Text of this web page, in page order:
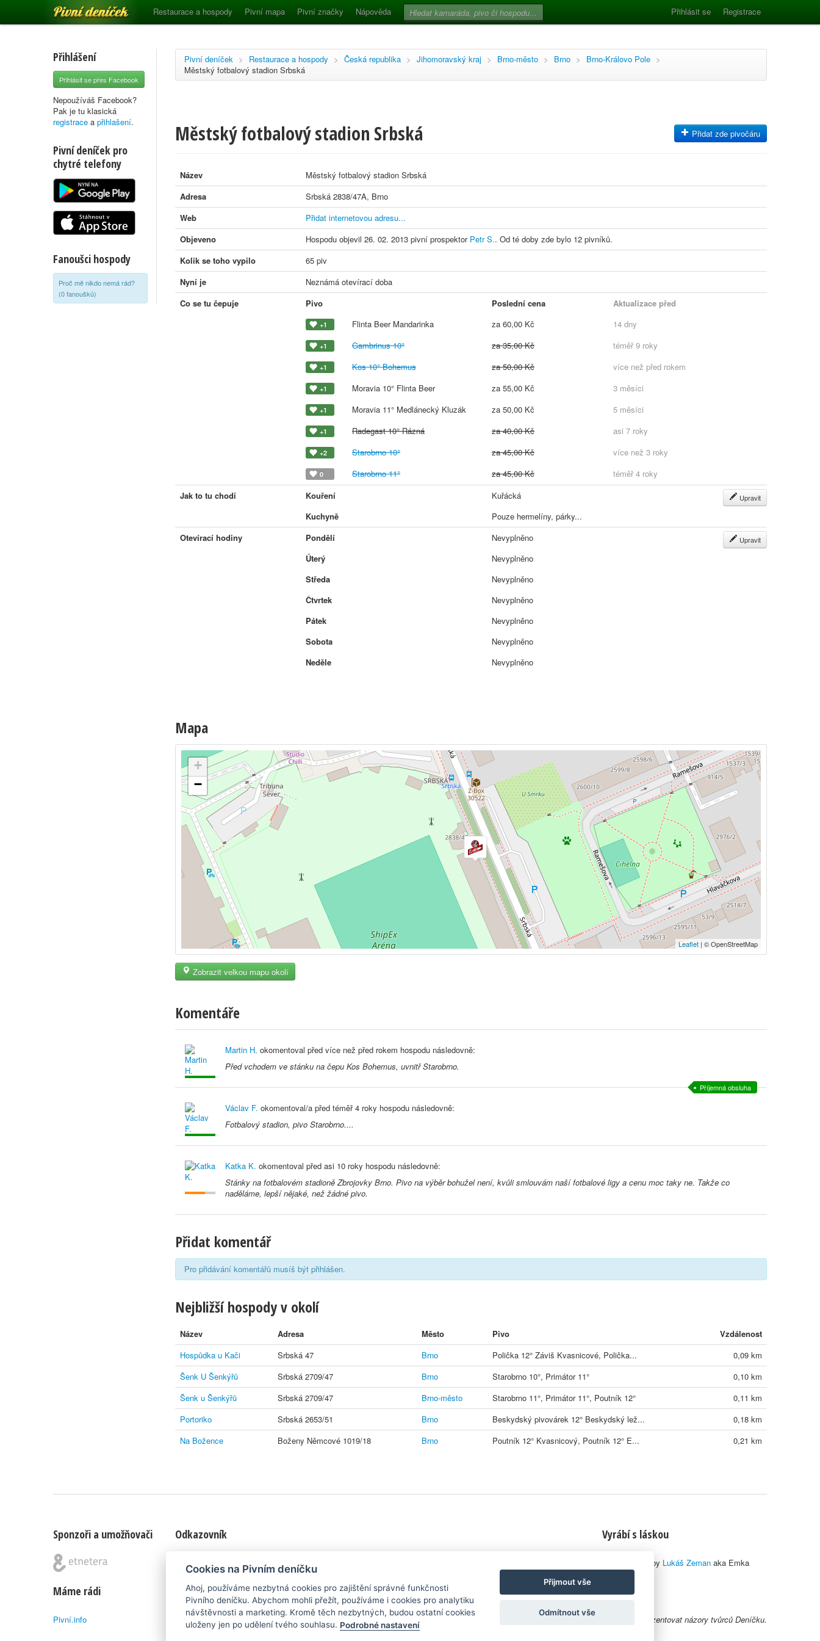
Pivní deníček Restaurace a hospody Pivní mapa Pivní značky Nápověda Přihlásit se Registrace
Přihlášení
Přihlásit se přes Facebook
Nepoužíváš Facebook?
Pak je tu klasická
registrace a přihlašení.
Pivní deníček pro
chytré telefony
Fanoušci hospody
Proč mě nikdo nemá rád?
(0 fanoušků)
Pivní deníček > Restaurace a hospody > Česká republika > Jihomoravský kraj > Brno-město > Brno > Brno-Královo Pole >
Městský fotbalový stadion Srbská
Městský fotbalový stadion Srbská Přidat zde pivočáru
Název
Městský fotbalový stadion Srbská
Adresa
Srbská 2838/47A, Brno
Web
Přidat internetovou adresu...
Objeveno
Hospodu objevil 26. 02. 2013 pivní prospektor Petr S.. Od té doby zde bylo 12 pivníků.
Kolik se toho vypilo
65 piv
Nyní je
Neznámá otevírací doba
Co se tu čepuje
Pivo Poslední cena Aktualizace před
+1 Flinta Beer Mandarinka za 60,00 Kč 14 dny
+1 Gambrinus 10° za 35,00 Kč téměř 9 roky
+1 Kos 10° Bohemus za 50,00 Kč více než před rokem
+1 Moravia 10° Flinta Beer za 55,00 Kč 3 měsíci
+1 Moravia 11° Medlánecký Kluzák za 50,00 Kč 5 měsíci
+1 Radegast 10° Rázná za 40,00 Kč asi 7 roky
+2 Starobrno 10° za 45,00 Kč více než 3 roky
0 Starobrno 11° za 45,00 Kč
téměř 4 roky
Jak to tu chodí
Upravit
Kouření
Kuřácká
Kuchyně
Pouze hermelíny, párky...
Otevírací hodiny
Upravit
Pondělí
Nevyplněno
Úterý
Nevyplněno
Středa
Nevyplněno
Čtvrtek
Nevyplněno
Pátek
Nevyplněno
Sobota
Nevyplněno
Neděle
Nevyplněno
Mapa
+
−
Leaflet | © OpenStreetMap
Zobrazit velkou mapu okolí
Komentáře
Martin H. okomentoval před více než před rokem hospodu následovně:
Před vchodem ve stánku na čepu Kos Bohemus, uvnitř Starobrno.
Příjemná obsluha
Václav F. okomentoval/a před téměř 4 roky hospodu následovně:
Fotbalový stadion, pivo Starobrno....
Katka K. okomentoval před asi 10 roky hospodu následovně:
Stánky na fotbalovém stadioně Zbrojovky Brno. Pivo na výběr bohužel není, kvůli smlouvám naší fotbalové ligy a cenu moc taky ne. Takže co
naděláme, lepší nějaké, než žádné pivo.
Přidat komentář
Pro přidávání komentářů musíš být přihlášen.
Nejbližší hospody v okolí
Název Adresa Město Pivo
Vzdálenost
Hospůdka u Kači
Srbská 47 Brno Polička 12° Záviš Kvasnicové, Polička...
0,09 km
Šenk U Šenkýřů
Srbská 2709/47 Brno Starobrno 10°, Primátor 11°
0,10 km
Šenk u Šenkýřů
Srbská 2709/47 Brno-město Starobrno 11°, Primátor 11°, Poutník 12°
0,11 km
Portoriko
Srbská 2653/51 Brno Beskydský pivovárek 12° Beskydský lež...
0,18 km
Na Božence
Boženy Němcové 1019/18 Brno Poutník 12° Kvasnicový, Poutník 12° E... 0,21 km
Sponzoři a umožňovači Odkazovník
Blog Nápady & připomínky | Aplikace pro
Vyrábí s láskou
© 2010–2026 by Lukáš Zeman aka Emka
Máme rádi
Pivní.info
Poznámka pod čarou
Pivní deníček je nezávislý zdroj, který není spjat s žádným konkrétním pivovarem ani restaurací. Názory uživatelů nemusí nutně reprezentovat názory tvůrců Deníčku.
Cookies na Pivním deníčku
Ahoj, používáme nezbytná cookies pro zajištění správné funkčnosti
Pivního deníčku. Abychom mohli přežít, používáme i cookies pro analytiku
návštěvnosti a marketing. Kromě těch nezbytných, budou ostatní cookies
uloženy jen po udělení tvého souhlasu. Podrobné nastavení
Přijmout vše
Odmítnout vše